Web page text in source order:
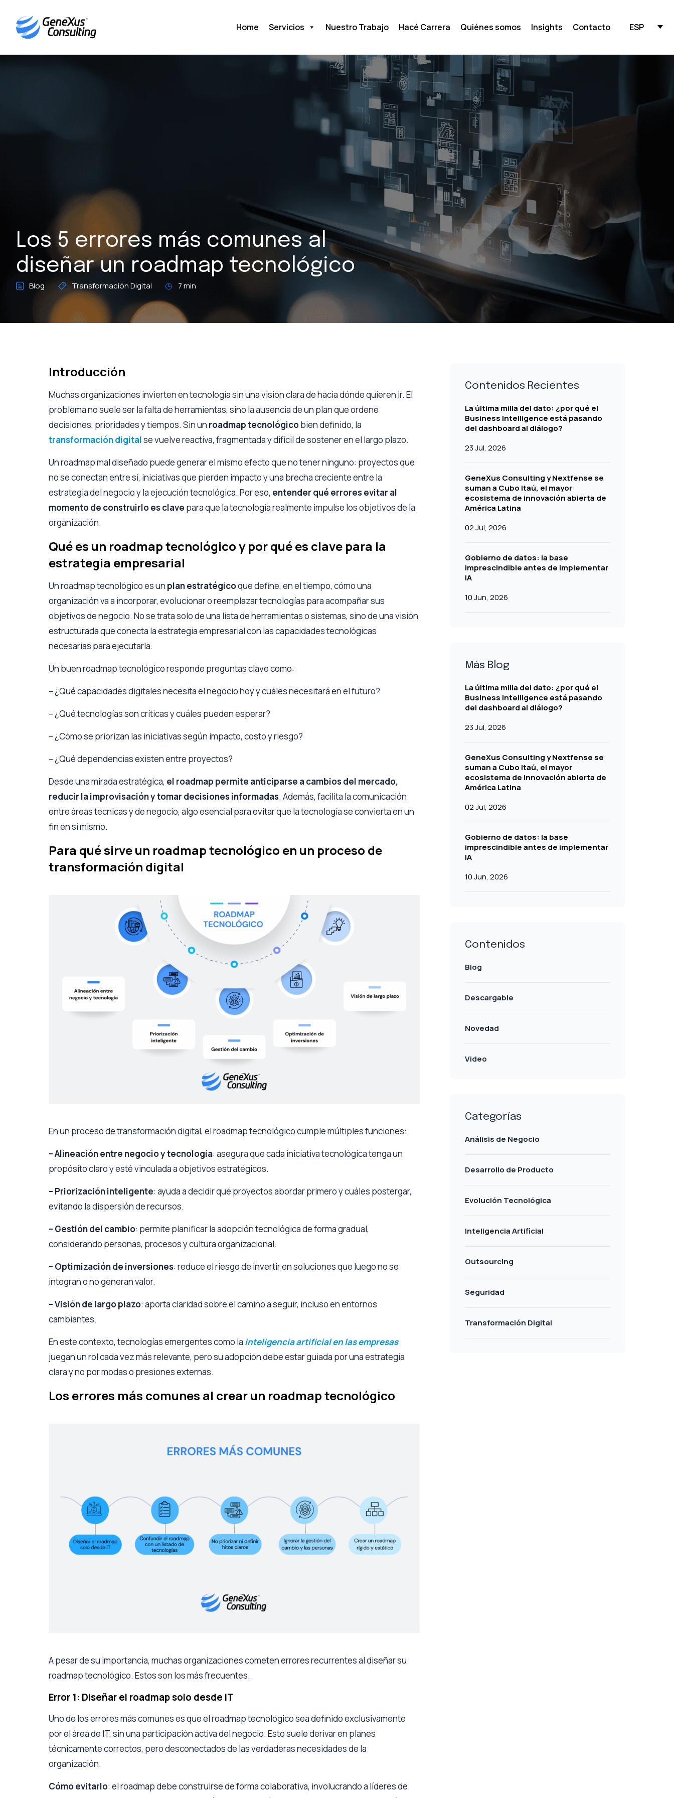
Home Servicios Nuestro Trabajo Hacé Carrera Quiénes somos Insights Contacto ESP
Los 5 errores más comunes al
diseñar un roadmap tecnológico
Blog Transformación Digital 7 min
Introducción
Muchas organizaciones invierten en tecnología sin una visión clara de hacia dónde quieren ir. El
problema no suele ser la falta de herramientas, sino la ausencia de un plan que ordene
decisiones, prioridades y tiempos. Sin un roadmap tecnológicobien definido, la
transformación digitalse vuelve reactiva, fragmentada y difícil de sostener en el largo plazo.
Un roadmap mal diseñado puede generar el mismo efecto que no tener ninguno: proyectos que
no se conectan entre sí, iniciativas que pierden impacto y una brecha creciente entre la
estrategia del negocio y la ejecución tecnológica. Por eso, entender qué errores evitar al
momento de construirlo es clave para que la tecnología realmente impulse los objetivos de la
organización.
Qué es un roadmap tecnológico y por qué es clave para la
estrategia empresarial
Un roadmap tecnológico es un plan estratégicoque define, en el tiempo, cómo una
organización va a incorporar, evolucionar o reemplazar tecnologías para acompañar sus
objetivos de negocio. No se trata solo de una lista de herramientas o sistemas, sino de una visión
estructurada que conecta la estrategia empresarial con las capacidades tecnológicas
necesarias para ejecutarla.
Un buen roadmap tecnológico responde preguntas clave como:
– ¿Qué capacidades digitales necesita el negocio hoy y cuáles necesitará en el futuro?
– ¿Qué tecnologías son críticas y cuáles pueden esperar?
– ¿Cómo se priorizan las iniciativas según impacto, costo y riesgo?
– ¿Qué dependencias existen entre proyectos?
Desde una mirada estratégica, el roadmap permite anticiparse a cambios del mercado,
reducir la improvisación y tomar decisiones informadas. Además, facilita la comunicación
entre áreas técnicas y de negocio, algo esencial para evitar que la tecnología se convierta en un
fin en sí mismo.
Para qué sirve un roadmap tecnológico en un proceso de
transformación digital
En un proceso de transformación digital, el roadmap tecnológico cumple múltiples funciones:
– Alineación entre negocio y tecnología: asegura que cada iniciativa tecnológica tenga un
propósito claro y esté vinculada a objetivos estratégicos.
– Priorización inteligente: ayuda a decidir qué proyectos abordar primero y cuáles postergar,
evitando la dispersión de recursos.
– Gestión del cambio: permite planificar la adopción tecnológica de forma gradual,
considerando personas, procesos y cultura organizacional.
– Optimización de inversiones: reduce el riesgo de invertir en soluciones que luego no se
integran o no generan valor.
– Visión de largo plazo: aporta claridad sobre el camino a seguir, incluso en entornos
cambiantes.
En este contexto, tecnologías emergentes como la inteligencia artificial en las empresas
juegan un rol cada vez más relevante, pero su adopción debe estar guiada por una estrategia
clara y no por modas o presiones externas.
Los errores más comunes al crear un roadmap tecnológico
A pesar de su importancia, muchas organizaciones cometen errores recurrentes al diseñar su
roadmap tecnológico. Estos son los más frecuentes.
Error 1: Diseñar el roadmap solo desde IT
Uno de los errores más comunes es que el roadmap tecnológico sea definido exclusivamente
por el área de IT, sin una participación activa del negocio. Esto suele derivar en planes
técnicamente correctos, pero desconectados de las verdaderas necesidades de la
organización.
Cómo evitarlo: el roadmap debe construirse de forma colaborativa, involucrando a líderes de
Contenidos Recientes
La última milla del dato: ¿por qué el
Business Intelligence está pasando
del dashboard al diálogo?
23 Jul, 2026
GeneXus Consulting y Nextfense se
suman a Cubo Itaú, el mayor
ecosistema de innovación abierta de
América Latina
02 Jul, 2026
Gobierno de datos: la base
imprescindible antes de implementar
IA
10 Jun, 2026
Más Blog
La última milla del dato: ¿por qué el
Business Intelligence está pasando
del dashboard al diálogo?
23 Jul, 2026
GeneXus Consulting y Nextfense se
suman a Cubo Itaú, el mayor
ecosistema de innovación abierta de
América Latina
02 Jul, 2026
Gobierno de datos: la base
imprescindible antes de implementar
IA
10 Jun, 2026
Contenidos
Blog
Descargable
Novedad
Video
Categorías
Análisis de Negocio
Desarrollo de Producto
Evolución Tecnológica
Inteligencia Artificial
Outsourcing
Seguridad
Transformación Digital